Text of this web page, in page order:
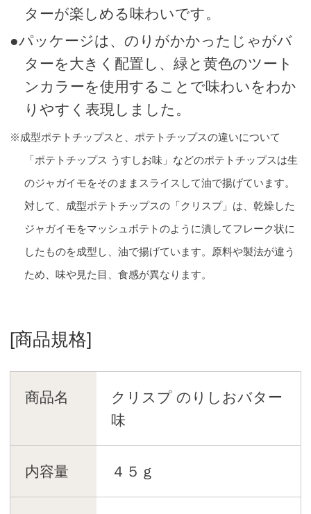
ターが楽しめる味わいです。
●パッケージは、のりがかかったじゃがバ
ターを大きく配置し、緑と黄色のツート
ンカラーを使用することで味わいをわか
りやすく表現しました。
※成型ポテトチップスと、ポテトチップスの違いについて
「ポテトチップス うすしお味」などのポテトチップスは生
のジャガイモをそのままスライスして油で揚げています。
対して、成型ポテトチップスの「クリスプ」は、乾燥した
ジャガイモをマッシュポテトのように潰してフレーク状に
したものを成型し、油で揚げています。原料や製法が違う
ため、味や見た目、食感が異なります。
[商品規格]
商品名
クリスプ のりしおバター
味
内容量 ４５ｇ